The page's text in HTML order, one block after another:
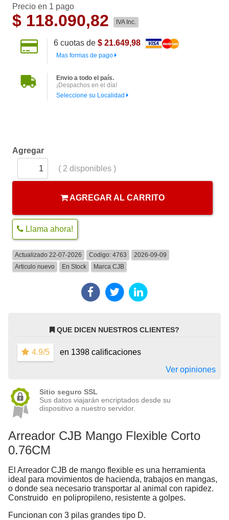
Precio en 1 pago
$ 118.090,82 IVA Inc.
6cuotas de $ 21.649,98
Mas formas de pago
Envio a todo el país.
¡Despachos en el día!
Seleccione su Localidad
Agregar
( 2disponibles )
AGREGAR AL CARRITO
Llama ahora!
Actualizado 22-07-2026 Codigo:4763
2026-09-09
Articulo nuevo
En Stock MarcaCJB
QUE DICEN NUESTROS CLIENTES?
4.9/5
en 1398 calificaciones
Ver opiniones
Sitio seguro SSL
Sus datos viajarán encriptados desde su
dispositivo a nuestro servidor.
Arreador CJB Mango Flexible Corto
0.76CM
El Arreador CJB de mango flexible es una herramienta
ideal para movimientos de hacienda, trabajos en mangas,
o donde sea necesario transportar al animal con rapidez.
Construido en polipropileno, resistente a golpes.
Funcionan con 3 pilas grandes tipo D.